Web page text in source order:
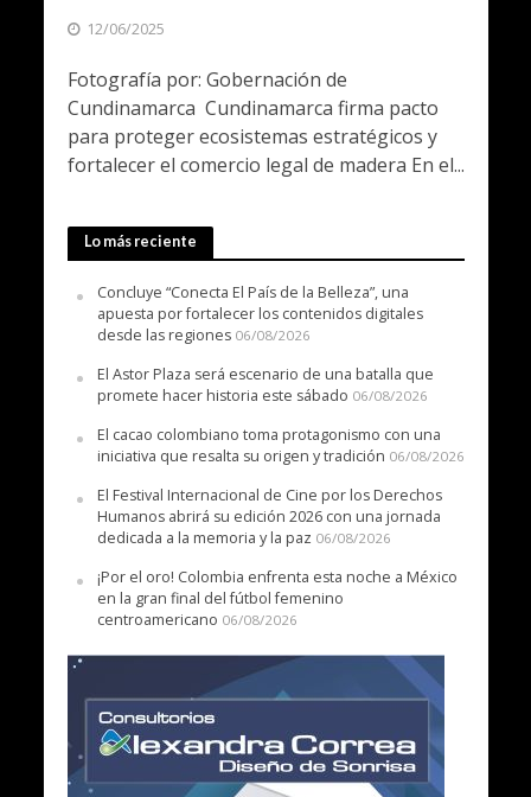
12/06/2025
Fotografía por: Gobernación de
Cundinamarca Cundinamarca firma pacto
para proteger ecosistemas estratégicos y
fortalecer el comercio legal de madera En el...
Lo más reciente
Concluye “Conecta El País de la Belleza”, una
apuesta por fortalecer los contenidos digitales
desde las regiones 06/08/2026
El Astor Plaza será escenario de una batalla que
promete hacer historia este sábado 06/08/2026
El cacao colombiano toma protagonismo con una
iniciativa que resalta su origen y tradición 06/08/2026
El Festival Internacional de Cine por los Derechos
Humanos abrirá su edición 2026 con una jornada
dedicada a la memoria y la paz 06/08/2026
¡Por el oro! Colombia enfrenta esta noche a México
en la gran final del fútbol femenino
centroamericano 06/08/2026